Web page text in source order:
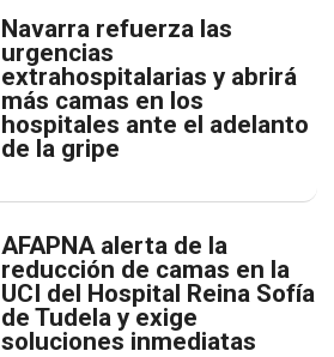
Navarra refuerza las
urgencias
extrahospitalarias y abrirá
más camas en los
hospitales ante el adelanto
de la gripe
AFAPNA alerta de la
reducción de camas en la
UCI del Hospital Reina Sofía
de Tudela y exige
soluciones inmediatas